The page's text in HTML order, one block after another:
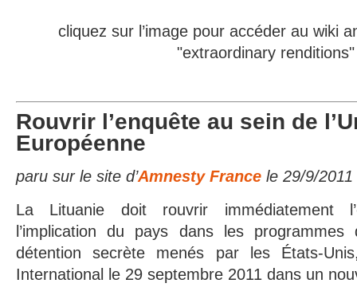
cliquez sur l’image pour accéder au wiki
"extraordinary renditions"
Rouvrir l’enquête au sein de
Européenne
paru sur le site d’Amnesty France le 29/9/2011
La Lituanie doit rouvrir immédiatement
l’implication du pays dans les
détention secrète menés par les États-
International le 29 septembre 2011 dans un